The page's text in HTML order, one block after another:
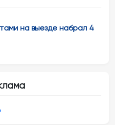
на выезде набрал 4